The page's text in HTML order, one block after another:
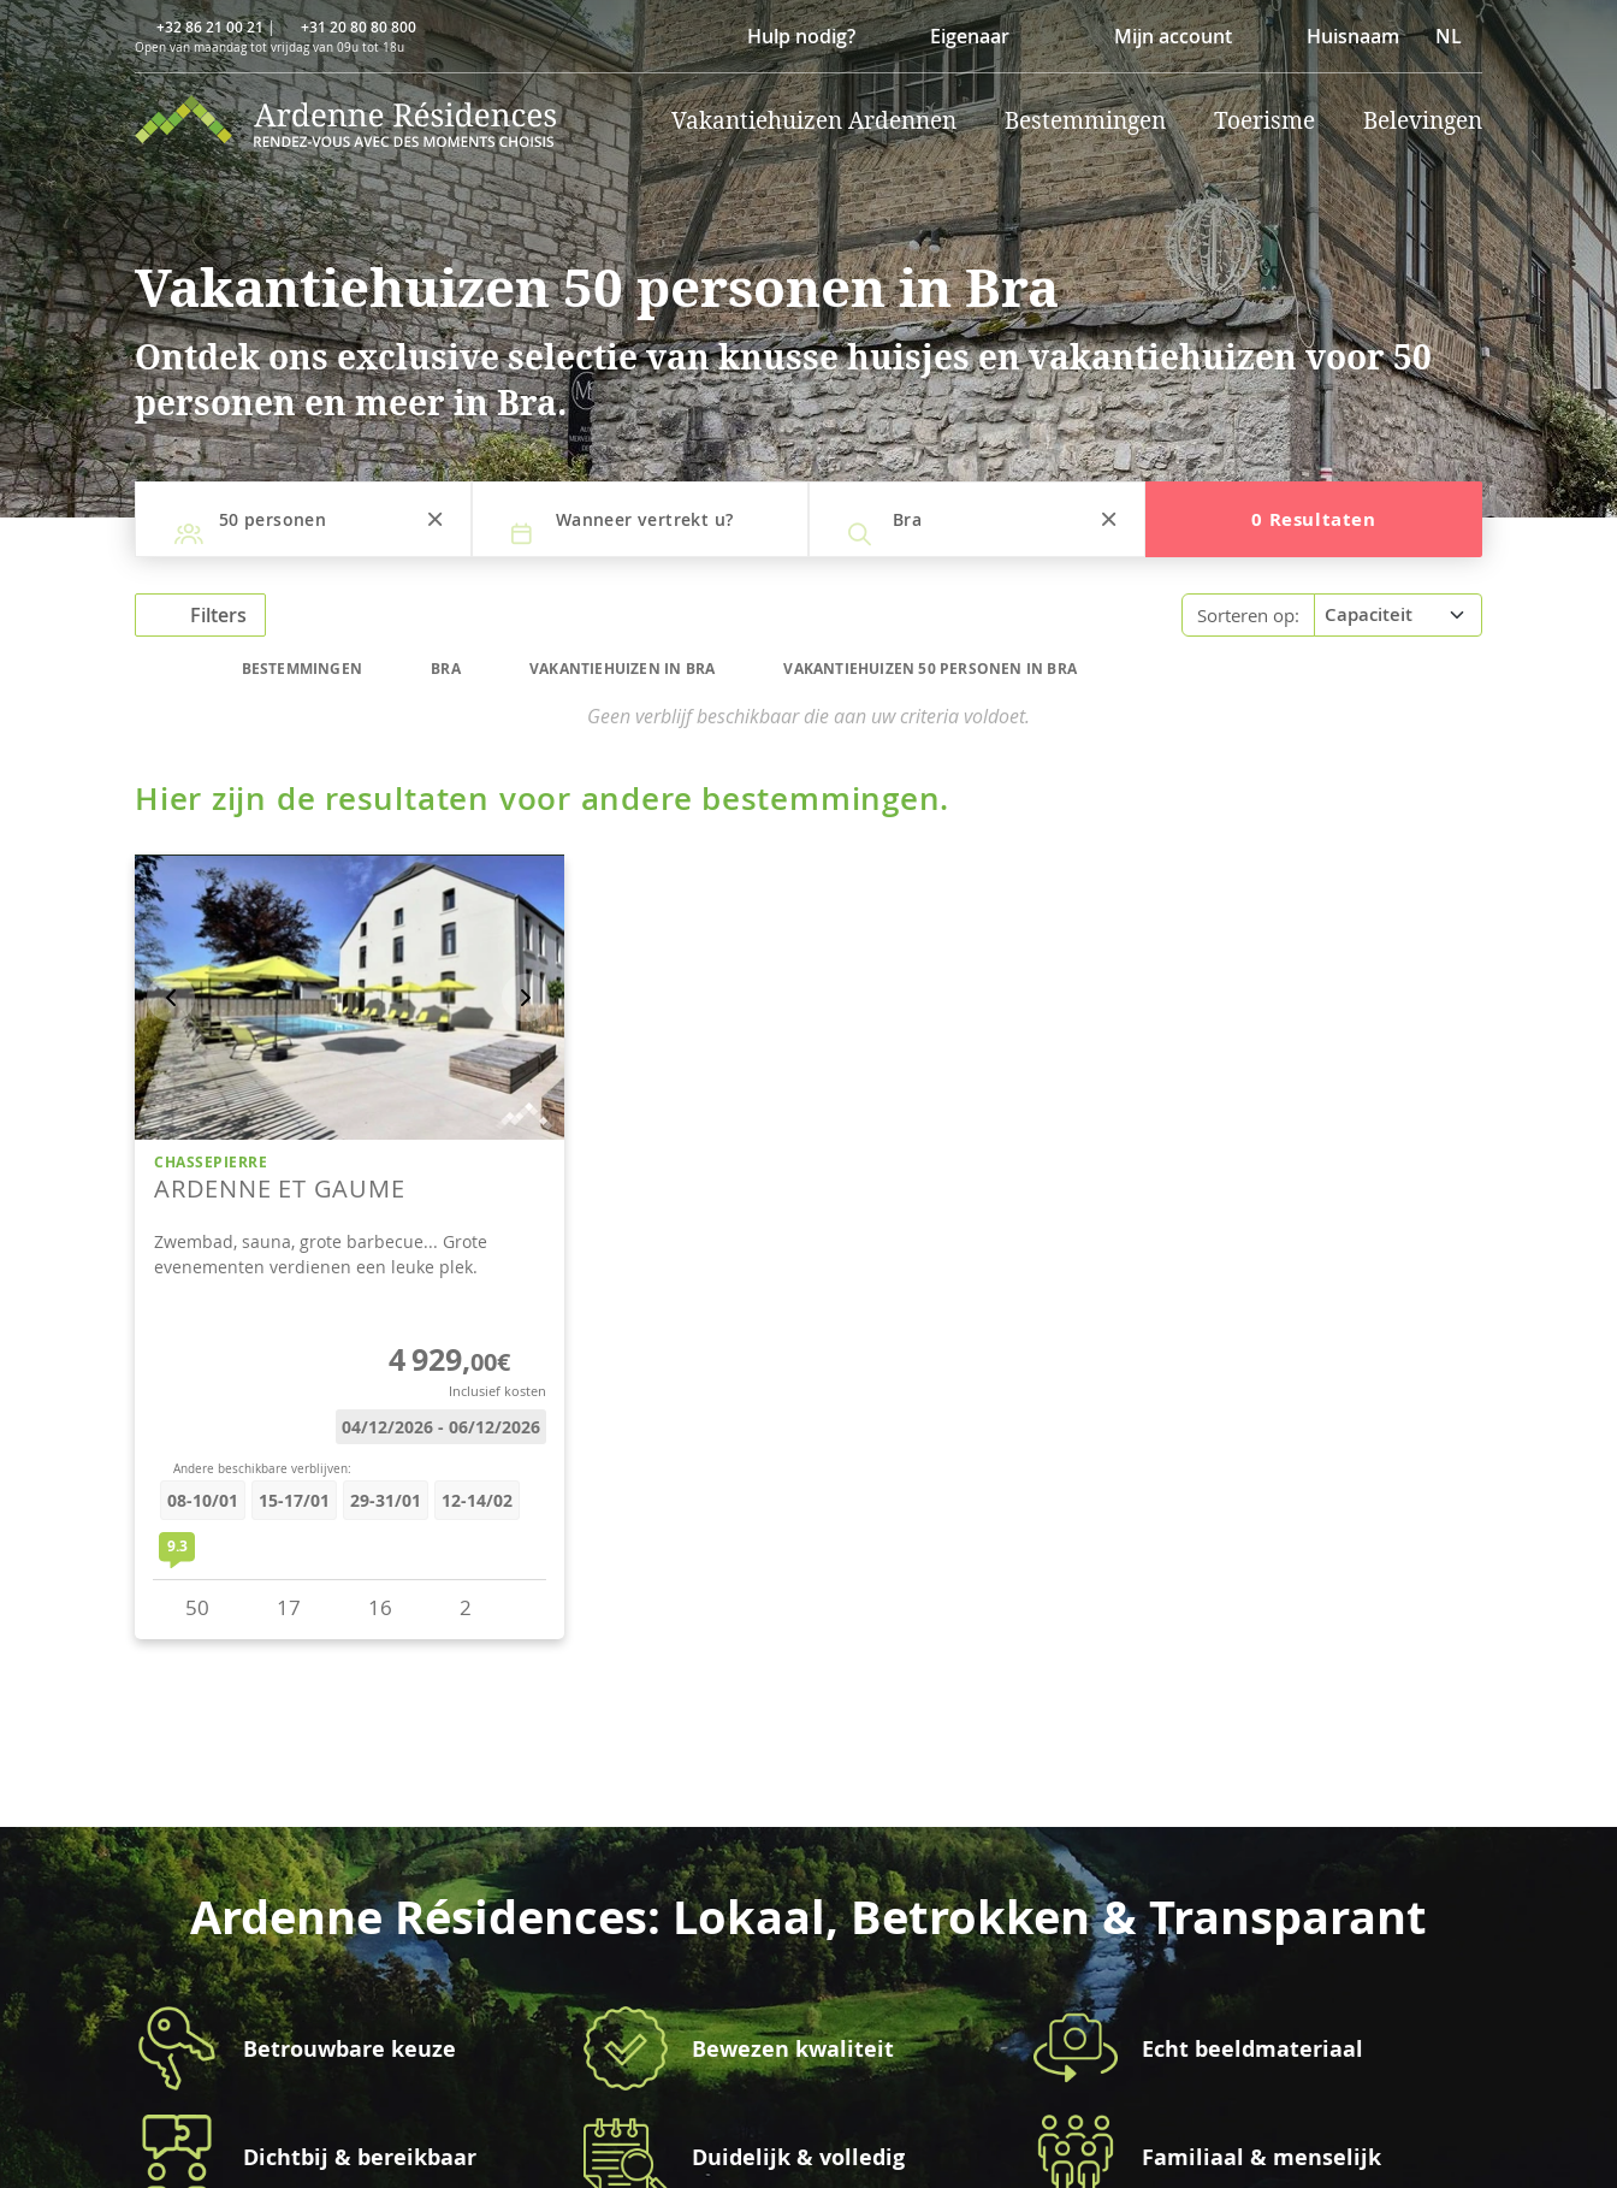
+32 86 21 00 21| +31 20 80 80 800
Open van maandag tot vrijdag van 09u tot 18u Hulp nodig? Eigenaar Mijn account Huisnaam NL
Vakantiehuizen Ardennen Bestemmingen Toerisme Belevingen
Vakantiehuizen 50 personen in Bra
Ontdek ons exclusive selectie van knusse huisjes en vakantiehuizen voor 50
personen en meer in Bra.
50 personen Wanneer vertrekt u? Bra 0 Resultaten
Filters Sorteren op:
BESTEMMINGEN BRA VAKANTIEHUIZEN IN BRA VAKANTIEHUIZEN 50 PERSONEN IN BRA
Geen verblijf beschikbaar die aan uw criteria voldoet.
Hier zijn de resultaten voor andere bestemmingen.
Ardenne Résidences: Lokaal, Betrokken & Transparant
Betrouwbare keuze Bewezen kwaliteit Echt beeldmateriaal
Dichtbij & bereikbaar Duidelijk & volledig Familiaal & menselijk